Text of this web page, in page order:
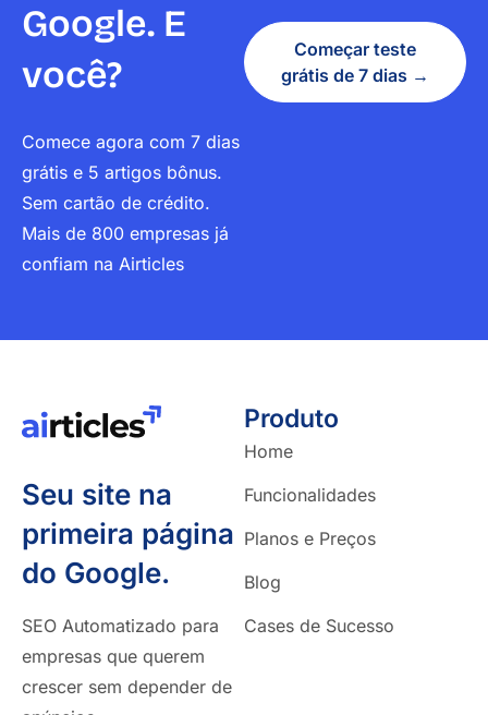
Google. E
você?
Comece agora com 7 dias
grátis e 5 artigos bônus.
Sem cartão de crédito.
Mais de 800 empresas já
confiam na Airticles
Começar teste
grátis de 7 dias →
Seu site na
primeira página
do Google.
SEO Automatizado para
empresas que querem
crescer sem depender de
Produto
Home
Funcionalidades
Planos e Preços
Blog
Cases de Sucesso